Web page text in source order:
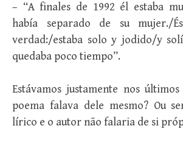
– “A finales de 1992 él estaba
había separado de su mujer./
verdad:/estaba solo y jodido/y
quedaba poco tiempo”.
Estávamos justamente nos
poema falava dele mesmo? Ou
lírico e o autor não falaria de si